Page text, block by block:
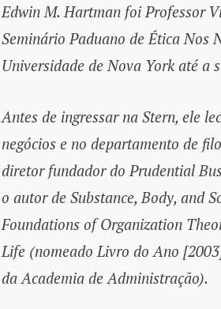
Edwin M. Hartman foi Professor
Seminário Paduano de Ética Nos
Universidade de Nova York até a
Antes de ingressar na Stern, ele
negócios e no departamento de
diretor fundador do Prudential
o autor de Substance, Body, and
Foundations of Organization
Life (nomeado Livro do Ano
da Academia de Administração).